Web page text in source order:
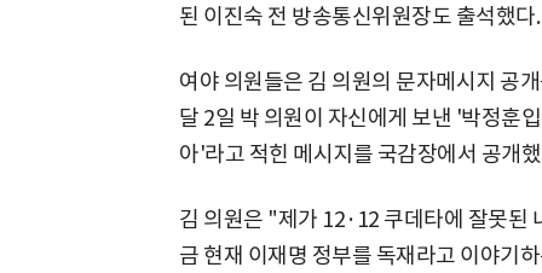
된 이진숙 전 방송통신위원장도 출석했다.
여야 의원들은 김 의원의 문자메시지 공
달 2일 박 의원이 자신에게 보낸 '박정훈
아'라고 적힌 메시지를 국감장에서 공개
김 의원은 "제가 12·12 쿠데타에 잘못된
금 현재 이재명 정부를 독재라고 이야기